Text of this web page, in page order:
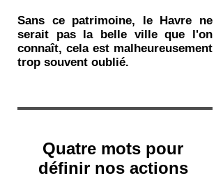
Sans ce patrimoine, le Havre ne
serait pas la belle ville que l'on
connaît, cela est malheureusement
trop souvent oublié.
Quatre mots pour
définir nos actions